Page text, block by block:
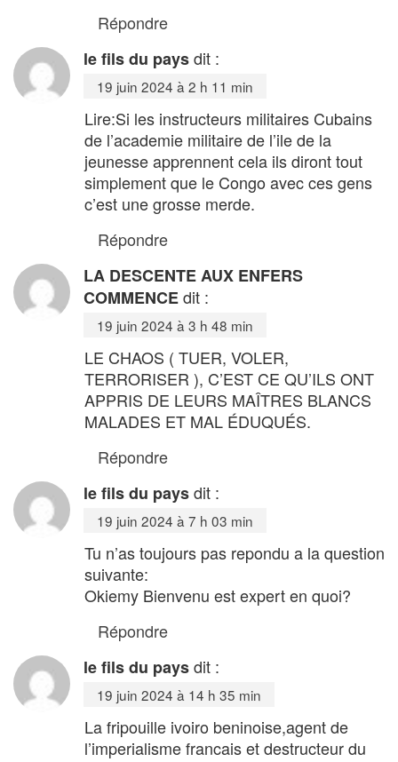
Répondre
le fils du paysdit :
19 juin 2024 à 2 h 11 min
Lire:Si les instructeurs militaires Cubains
de l’academie militaire de l’ile de la
jeunesse apprennent cela ils diront tout
simplement que le Congo avec ces gens
c’est une grosse merde.
Répondre
LA DESCENTE AUX ENFERS
COMMENCEdit :
19 juin 2024 à 3 h 48 min
LE CHAOS ( TUER, VOLER,
TERRORISER ), C’EST CE QU’ILS ONT
APPRIS DE LEURS MAÎTRES BLANCS
MALADES ET MAL ÉDUQUÉS.
Répondre
le fils du paysdit :
19 juin 2024 à 7 h 03 min
Tu n’as toujours pas repondu a la question
suivante:
Okiemy Bienvenu est expert en quoi?
Répondre
le fils du paysdit :
19 juin 2024 à 14 h 35 min
La fripouille ivoiro beninoise,agent de
l’imperialisme francais et destructeur du